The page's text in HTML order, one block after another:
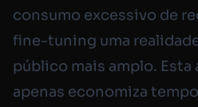
consumo excessivo de
fine-tuning uma
público mais amplo. Esta
apenas economiza